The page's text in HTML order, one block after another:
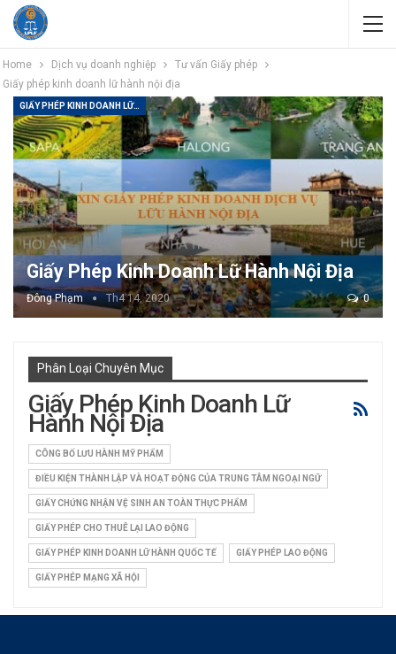
Home Dịch vụ doanh nghiệp
Tư vấn Giấy phép
Giấy phép kinh doanh lữ hành nội địa
GIẤY PHÉP KINH DOANH LỮ HÀNH NỘI ĐỊA
Giấy Phép Kinh Doanh Lữ Hành Nội Địa
Đông Phạm Th4 14, 2020 0
Phân Loại Chuyên Mục
Giấy Phép Kinh Doanh Lữ
Hành Nội Địa
CÔNG BỐ LƯU HÀNH MỸ PHẨM
ĐIỀU KIỆN THÀNH LẬP VÀ HOẠT ĐỘNG CỦA TRUNG TÂM NGOẠI NGỮ
GIẤY CHỨNG NHẬN VỆ SINH AN TOÀN THỰC PHẨM
GIẤY PHÉP CHO THUÊ LẠI LAO ĐỘNG
GIẤY PHÉP KINH DOANH LỮ HÀNH QUỐC TẾ GIẤY PHÉP LAO ĐỘNG
GIẤY PHÉP MẠNG XÃ HỘI